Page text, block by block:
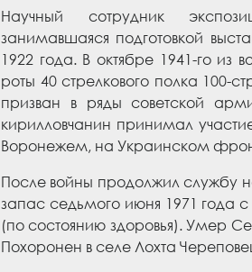
Научный сотрудник
занимавшаяся подготовкой
1922 года. В октябре 1941-го
роты 40 стрелкового полка 100-
призван в ряды советской
кирилловчанин принимал
Воронежем, на Украинском
После войны продолжил службу
запас седьмогоиюня 1971 года с
(по состоянию здоровья). Умер
Похоронен в селе Лохта